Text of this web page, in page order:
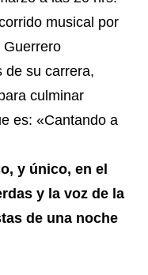
musical por
Guerrero
de su carrera,
culminar
es: «Cantando a
y único, en el
y la voz de la
de una noche